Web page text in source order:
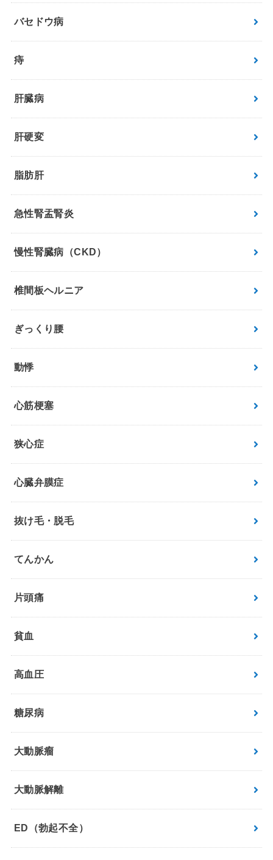
バセドウ病
痔
肝臓病
肝硬変
脂肪肝
急性腎盂腎炎
慢性腎臓病（CKD）
椎間板ヘルニア
ぎっくり腰
動悸
心筋梗塞
狭心症
心臓弁膜症
抜け毛・脱毛
てんかん
片頭痛
貧血
高血圧
糖尿病
大動脈瘤
大動脈解離
ED（勃起不全）